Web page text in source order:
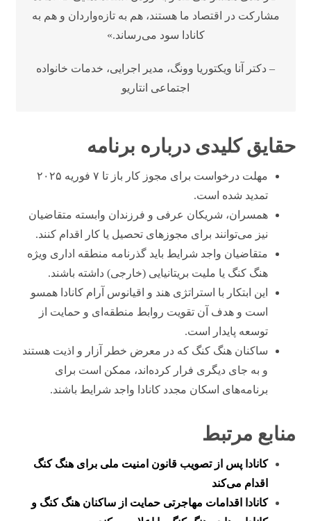
مشارکت در اقتصاد ما هستند، هم به تازه‌واردان و هم به
کانادا سود می‌رساند.»
– دکتر آنا ویکتوریا وونگ، مدیر اجرایی، خدمات خانواده
اجتماعی انتاریو
حقایق کلیدی درباره برنامه
مهلت درخواست برای مجوز کار باز تا ۷ فوریه ۲۰۲۵
تمدید شده است.
همسران، شریکان عرفی و فرزندان وابسته متقاضیان
نیز می‌توانند برای مجوزهای تحصیل یا کار اقدام کنند.
متقاضیان واجد شرایط باید گذرنامه منطقه اداری ویژه
هنگ کنگ یا ملیت بریتانیایی (خارجی) داشته باشند.
این ابتکار با استراتژی هند و اقیانوس آرام کانادا همسو
است و هدف آن تقویت روابط منطقه‌ای و حمایت از
توسعه پایدار است.
ساکنان هنگ کنگ که در معرض خطر آزار و اذیت هستند
و به جای دیگری فرار کرده‌اند، ممکن است برای
برنامه‌های اسکان مجدد کانادا واجد شرایط باشند.
منابع مرتبط
کانادا پس از تصویب قانون امنیت ملی برای هنگ کنگ
اقدام می‌کند
کانادا اقدامات مهاجرتی حمایت از ساکنان هنگ کنگ و